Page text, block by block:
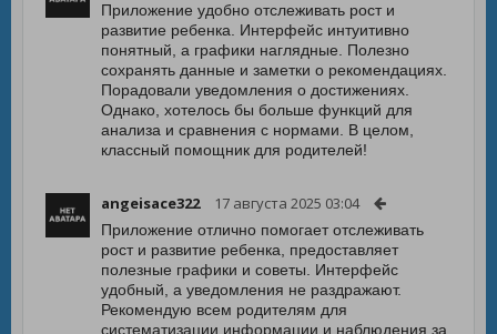
Приложение удобно отслеживать рост и
развитие ребенка. Интерфейс интуитивно
понятный, а графики наглядные. Полезно
сохранять данные и заметки о рекомендациях.
Порадовали уведомления о достижениях.
Однако, хотелось бы больше функций для
анализа и сравнения с нормами. В целом,
классный помощник для родителей!
angeisace322 17 августа 2025 03:04
Приложение отлично помогает отслеживать
рост и развитие ребенка, предоставляет
полезные графики и советы. Интерфейс
удобный, а уведомления не раздражают.
Рекомендую всем родителям для
систематизации информации и наблюдения за